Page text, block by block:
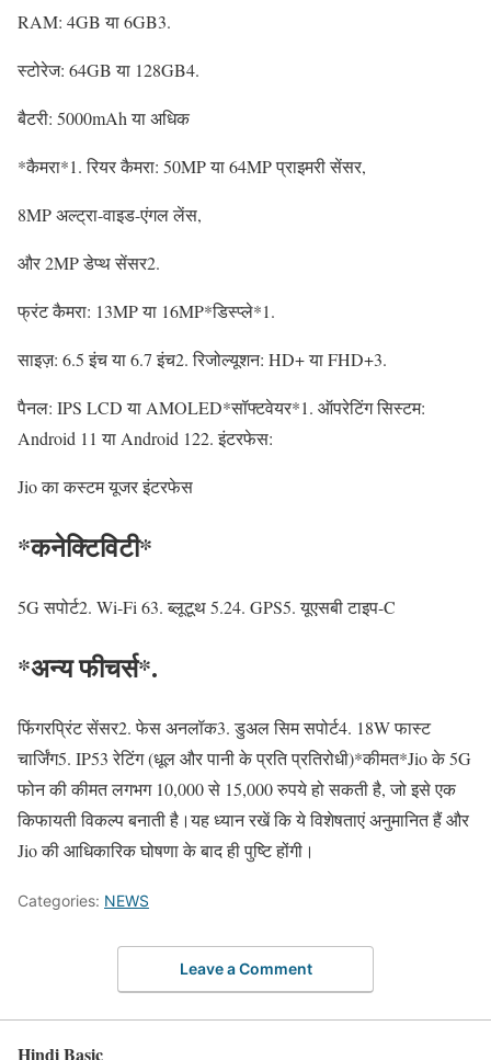
RAM: 4GB या 6GB3.
स्टोरेज: 64GB या 128GB4.
बैटरी: 5000mAh या अधिक
*कैमरा*1. रियर कैमरा: 50MP या 64MP प्राइमरी सेंसर,
8MP अल्ट्रा-वाइड-एंगल लेंस,
और 2MP डेप्थ सेंसर2.
फ्रंट कैमरा: 13MP या 16MP*डिस्प्ले*1.
साइज़: 6.5 इंच या 6.7 इंच2. रिजोल्यूशन: HD+ या FHD+3.
पैनल: IPS LCD या AMOLED*सॉफ्टवेयर*1. ऑपरेटिंग सिस्टम:
Android 11 या Android 122. इंटरफेस:
Jio का कस्टम यूजर इंटरफेस
*कनेक्टिविटी*
5G सपोर्ट2. Wi-Fi 63. ब्लूटूथ 5.24. GPS5. यूएसबी टाइप-C
*अन्य फीचर्स*.
फिंगरप्रिंट सेंसर2. फेस अनलॉक3. डुअल सिम सपोर्ट4. 18W फास्ट
चार्जिंग5. IP53 रेटिंग (धूल और पानी के प्रति प्रतिरोधी)*कीमत*Jio के 5G
फोन की कीमत लगभग 10,000 से 15,000 रुपये हो सकती है, जो इसे एक
किफायती विकल्प बनाती है।यह ध्यान रखें कि ये विशेषताएं अनुमानित हैं और
Jio की आधिकारिक घोषणा के बाद ही पुष्टि होंगी।
Categories: NEWS
Leave a Comment
Hindi Basic